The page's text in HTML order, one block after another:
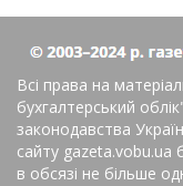
Всі права на
бухгалтерський
законодавства
сайту gazeta.vobu.ua
в обсязі не більше